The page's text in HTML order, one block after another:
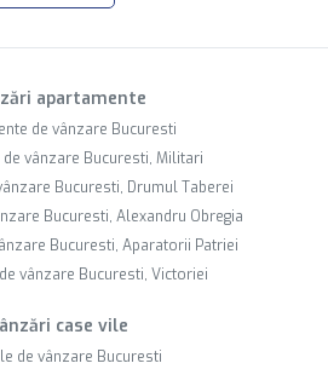
apartamente
de vânzare Bucuresti
vânzare Bucuresti, Militari
Bucuresti, Drumul Taberei
Bucuresti, Alexandru Obregia
Bucuresti, Aparatorii Patriei
vânzare Bucuresti, Victoriei
case vile
de vânzare Bucuresti